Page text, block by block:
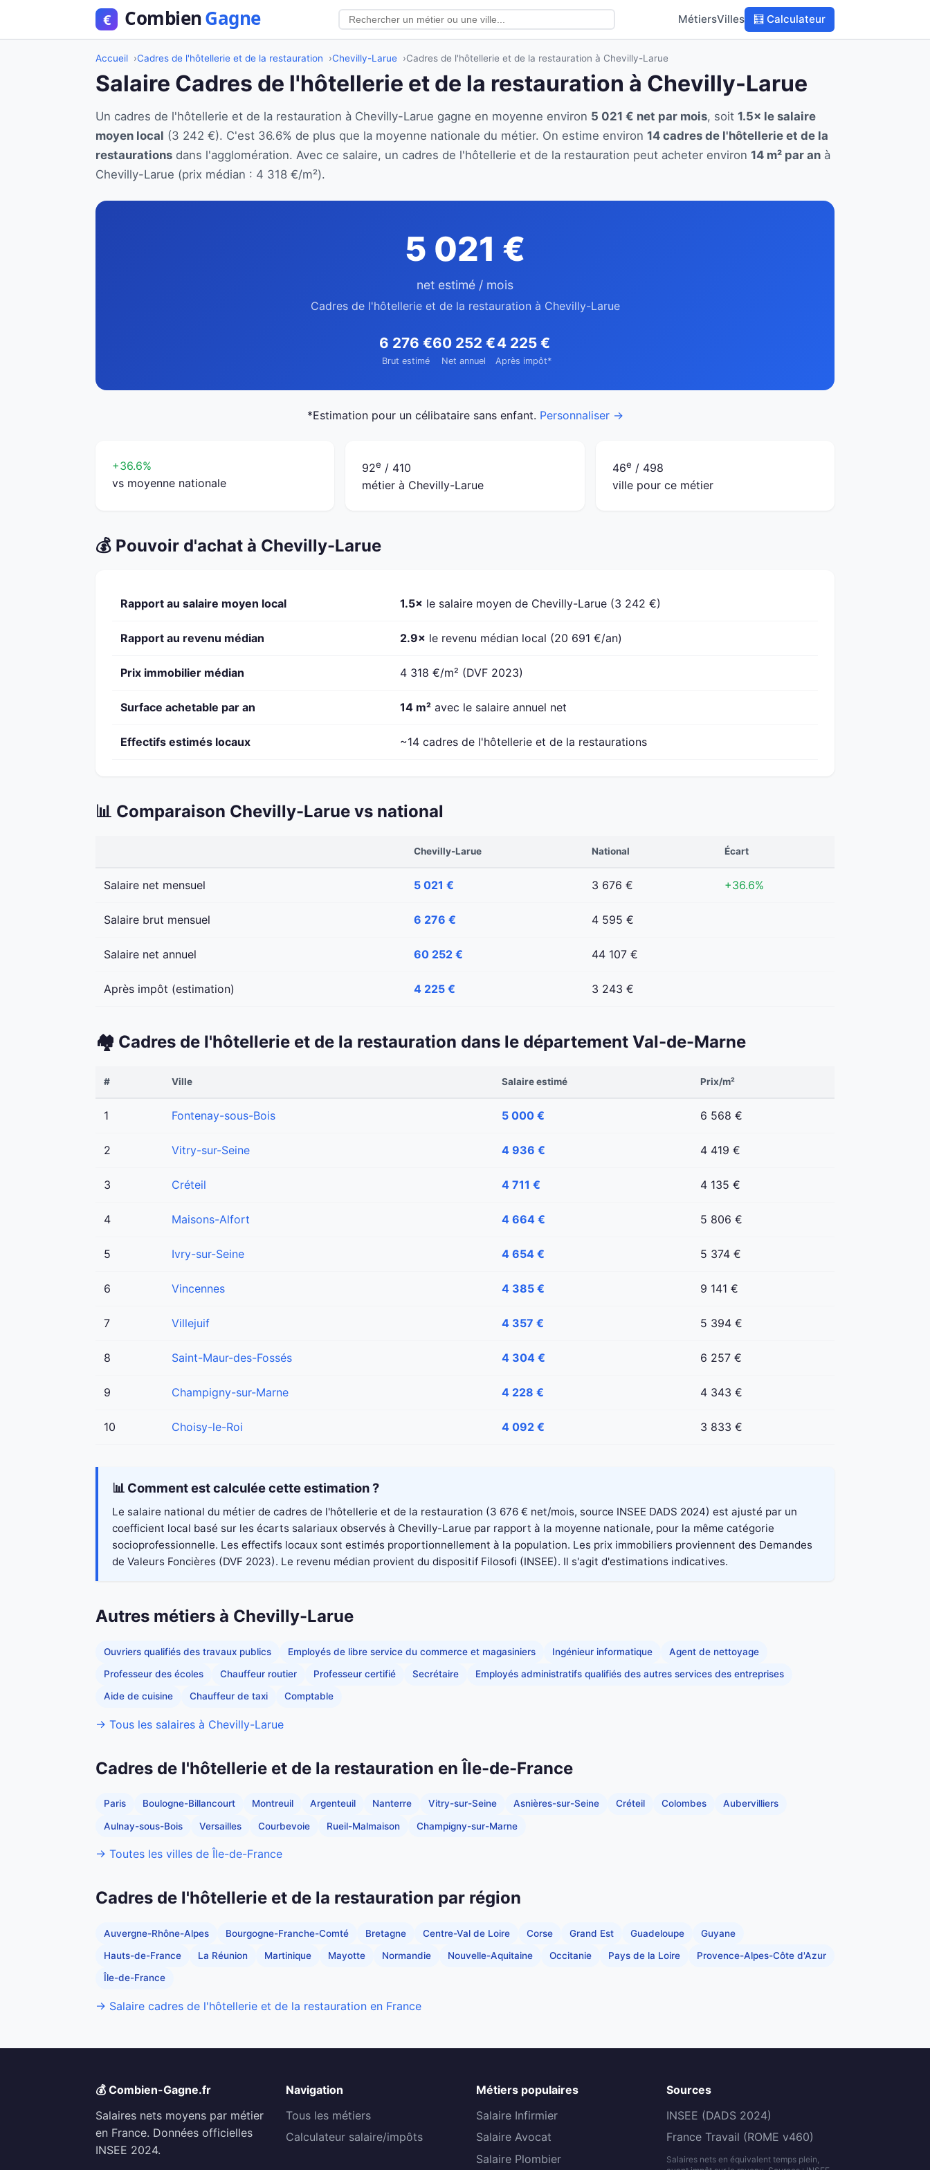
MétiersVilles 🧮 Calculateur
Accueil Cadres de l'hôtellerie et de la restauration Chevilly-Larue Cadres de l'hôtellerie et de la restauration à Chevilly-Larue
Salaire Cadres de l'hôtellerie et de la restauration à Chevilly-Larue
Un cadres de l'hôtellerie et de la restauration à Chevilly-Larue gagne en moyenne environ 5 021 € net par mois, soit 1.5× le salaire
moyen local (3 242 €). C'est 36.6% de plus que la moyenne nationale du métier. On estime environ 14 cadres de l'hôtellerie et de la
restaurations dans l'agglomération. Avec ce salaire, un cadres de l'hôtellerie et de la restauration peut acheter environ 14 m² par an à
Chevilly-Larue (prix médian : 4 318 €/m²).
5 021 €
net estimé / mois
Cadres de l'hôtellerie et de la restauration à Chevilly-Larue
6 276 €
Brut estimé
60 252 €
Net annuel
4 225 €
Après impôt*
*Estimation pour un célibataire sans enfant. Personnaliser →
+36.6%
vs moyenne nationale
92e / 410
métier à Chevilly-Larue
46e / 498
ville pour ce métier
💰 Pouvoir d'achat à Chevilly-Larue
Rapport au salaire moyen local 1.5× le salaire moyen de Chevilly-Larue (3 242 €)
Rapport au revenu médian 2.9× le revenu médian local (20 691 €/an)
Prix immobilier médian 4 318 €/m² (DVF 2023)
Surface achetable par an 14 m² avec le salaire annuel net
Effectifs estimés locaux ~14 cadres de l'hôtellerie et de la restaurations
📊 Comparaison Chevilly-Larue vs national
Chevilly-Larue National Écart
Salaire net mensuel 5 021 € 3 676 € +36.6%
Salaire brut mensuel 6 276 € 4 595 €
Salaire net annuel 60 252 € 44 107 €
Après impôt (estimation) 4 225 € 3 243 €
🏘️ Cadres de l'hôtellerie et de la restauration dans le département Val-de-Marne
# Ville Salaire estimé Prix/m²
1 Fontenay-sous-Bois 5 000 € 6 568 €
2 Vitry-sur-Seine 4 936 € 4 419 €
3 Créteil 4 711 € 4 135 €
4 Maisons-Alfort 4 664 € 5 806 €
5 Ivry-sur-Seine 4 654 € 5 374 €
6 Vincennes 4 385 € 9 141 €
7 Villejuif 4 357 € 5 394 €
8 Saint-Maur-des-Fossés 4 304 € 6 257 €
9 Champigny-sur-Marne 4 228 € 4 343 €
10 Choisy-le-Roi 4 092 € 3 833 €
📊 Comment est calculée cette estimation ?
Le salaire national du métier de cadres de l'hôtellerie et de la restauration (3 676 € net/mois, source INSEE DADS 2024) est ajusté par un
coefficient local basé sur les écarts salariaux observés à Chevilly-Larue par rapport à la moyenne nationale, pour la même catégorie
socioprofessionnelle. Les effectifs locaux sont estimés proportionnellement à la population. Les prix immobiliers proviennent des Demandes
de Valeurs Foncières (DVF 2023). Le revenu médian provient du dispositif Filosofi (INSEE). Il s'agit d'estimations indicatives.
Autres métiers à Chevilly-Larue
Ouvriers qualifiés des travaux publics Employés de libre service du commerce et magasiniers Ingénieur informatique Agent de nettoyage
Professeur des écoles Chauffeur routier Professeur certifié Secrétaire Employés administratifs qualifiés des autres services des entreprises
Aide de cuisine Chauffeur de taxi Comptable
→ Tous les salaires à Chevilly-Larue
Cadres de l'hôtellerie et de la restauration en Île-de-France
Paris Boulogne-Billancourt Montreuil Argenteuil Nanterre Vitry-sur-Seine Asnières-sur-Seine Créteil Colombes Aubervilliers
Aulnay-sous-Bois Versailles Courbevoie Rueil-Malmaison Champigny-sur-Marne
→ Toutes les villes de Île-de-France
Cadres de l'hôtellerie et de la restauration par région
Auvergne-Rhône-Alpes Bourgogne-Franche-Comté Bretagne Centre-Val de Loire Corse Grand Est Guadeloupe Guyane
Hauts-de-France La Réunion Martinique Mayotte Normandie Nouvelle-Aquitaine Occitanie Pays de la Loire Provence-Alpes-Côte d'Azur
Île-de-France
→ Salaire cadres de l'hôtellerie et de la restauration en France
💰 Combien-Gagne.fr
Salaires nets moyens par métier
en France. Données officielles
INSEE 2024.
Navigation
Tous les métiers
Calculateur salaire/impôts
Métiers populaires
Salaire Infirmier
Salaire Avocat
Salaire Plombier
Sources
INSEE (DADS 2024)
France Travail (ROME v460)
Salaires nets en équivalent temps plein,